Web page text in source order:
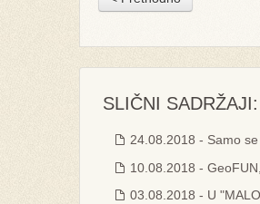
SLIČNI SADRŽAJI:
24.08.2018 - Samo
10.08.2018 -
03.08.2018 - U